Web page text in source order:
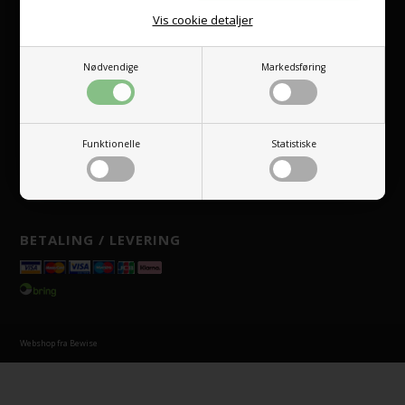
Nødvendige Markedsføring
Funktionelle Statistiske
Vis cookie detaljer
FÅ SPESIALTILBUD VIA E-POST
Jag accepterarvillkoren
BETALING / LEVERING
Webshop fra Bewise